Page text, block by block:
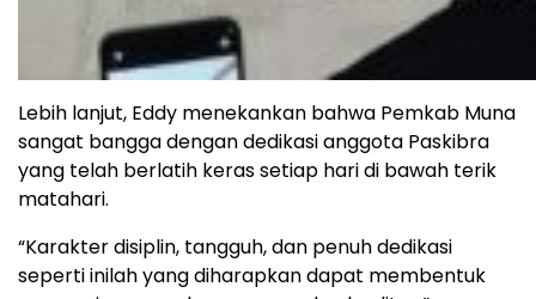
Lebih lanjut, Eddy menekankan bahwa Pemkab Muna
sangat bangga dengan dedikasi anggota Paskibra
yang telah berlatih keras setiap hari di bawah terik
matahari.
“Karakter disiplin, tangguh, dan penuh dedikasi
seperti inilah yang diharapkan dapat membentuk